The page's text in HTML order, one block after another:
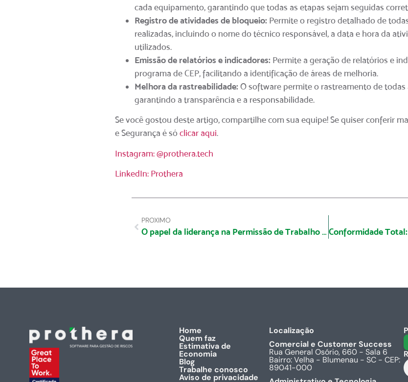
cada equipamento, garantindo que todas as etapas sejam seguidas
Registro de atividades de bloqueio: Permite o registro detalhado de
realizadas, incluindo o nome do técnico responsável, a data e hora da
utilizados.
Emissão de relatórios e indicadores: Permite a geração de relatórios e
programa de CEP, facilitando a identificação de áreas de melhoria.
Melhora da rastreabilidade: O software permite o rastreamento de
garantindo a transparência e a responsabilidade.
Se você gostou deste artigo, compartilhe com sua equipe! Se quiser conferir
e Segurança é sóclicar aqui.
Instagram: @prothera.tech
LinkedIn: Prothera
PROXIMO
O papel da liderança na Permissão de Trabalho Digital:
Home
Quem faz
Estimativa de
Economia
Blog
Trabalhe conosco
Aviso de privacidade
Localização
Comercial e Customer Success
Rua General Osório, 660 - Sala 6
Bairro: Velha - Blumenau - SC - CEP:
89041-000